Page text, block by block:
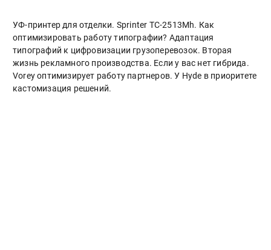
УФ-принтер для отделки. Sprinter ТС-2513Mh. Как
оптимизировать работу типографии? Адаптация
типографий к цифровизации грузоперевозок. Вторая
жизнь рекламного производства. Если у вас нет гибрида.
Vorey оптимизирует работу партнеров. У Hyde в приоритете
кастомизация решений.